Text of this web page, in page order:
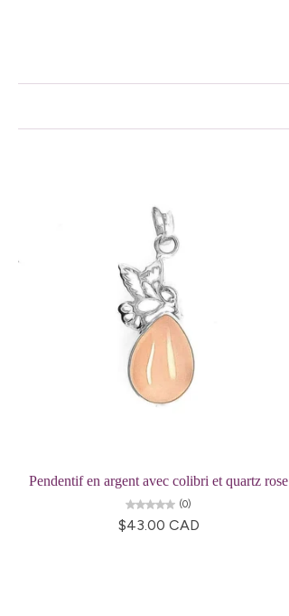
Pendentif en argent avec colibri et quartz rose
(0)
$43.00 CAD